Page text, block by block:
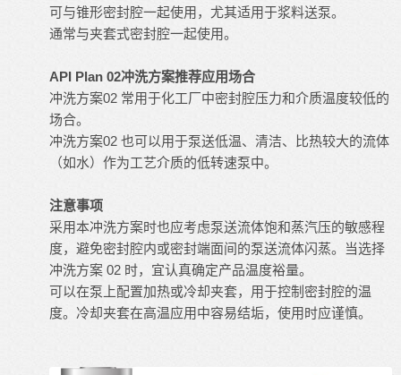
可与锥形密封腔一起使用，尤其适用于浆料送泵。
通常与夹套式密封腔一起使用。
API Plan 02冲洗方案推荐应用场合
冲洗方案02 常用于化工厂中密封腔压力和介质温度较低的
场合。
冲洗方案02 也可以用于泵送低温、清洁、比热较大的流体
（如水）作为工艺介质的低转速泵中。
注意事项
采用本冲洗方案时也应考虑泵送流体饱和蒸汽压的敏感程
度，避免密封腔内或密封端面间的泵送流体闪蒸。当选择
冲洗方案 02 时，宜认真确定产品温度裕量。
可以在泵上配置加热或冷却夹套，用于控制密封腔的温
度。冷却夹套在高温应用中容易结垢，使用时应谨慎。